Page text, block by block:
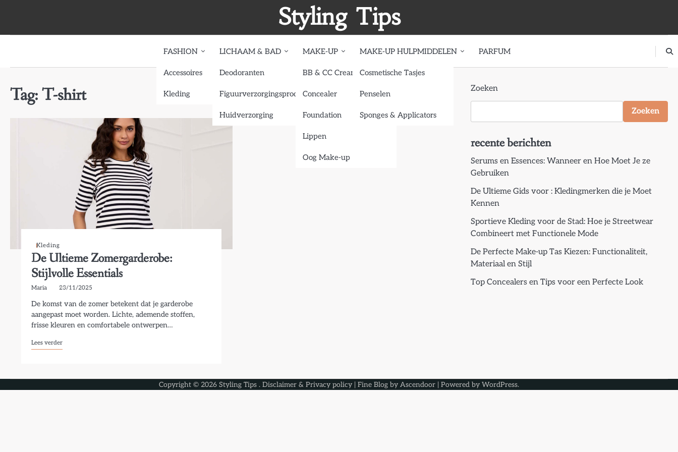
Styling Tips
FASHION
Accessoires
Kleding
LICHAAM & BAD
Deodoranten
Figuurverzorgingsproducten
Huidverzorging
MAKE-UP
BB & CC Creams
Concealer
Foundation
Lippen
Oog Make-up
MAKE-UP HULPMIDDELEN
Cosmetische Tasjes
Penselen
Sponges & Applicators
PARFUM
Tag:T-shirt
Kleding
De Ultieme Zomergarderobe:
Stijlvolle Essentials
Maria 23/11/2025
De komst van de zomer betekent dat je garderobe
aangepast moet worden. Lichte, ademende stoffen,
frisse kleuren en comfortabele ontwerpen…
Lees verder
Zoeken
Zoeken
recente berichten
Serums en Essences: Wanneer en Hoe Moet Je ze
Gebruiken
De Ultieme Gids voor : Kledingmerken die je Moet
Kennen
Sportieve Kleding voor de Stad: Hoe je Streetwear
Combineert met Functionele Mode
De Perfecte Make-up Tas Kiezen: Functionaliteit,
Materiaal en Stijl
Top Concealers en Tips voor een Perfecte Look
Copyright © 2026 Styling Tips . Disclaimer & Privacy policy | Fine Blog by Ascendoor | Powered by WordPress.